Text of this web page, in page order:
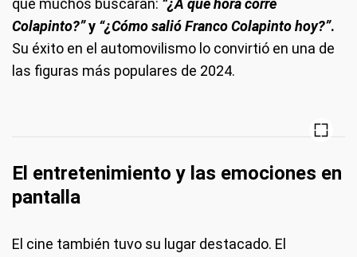
que muchos buscaran: “¿A qué hora corre
Colapinto?”y “¿Cómo salió Franco Colapinto hoy?”.
Su éxito en el automovilismo lo convirtió en una de
las figuras más populares de 2024.
El entretenimiento y las emociones en
pantalla
El cine también tuvo su lugar destacado. El